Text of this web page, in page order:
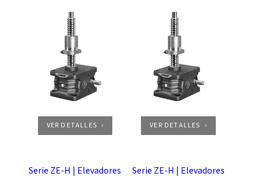
VER DETALLES VER DETALLES
Serie ZE-H | Elevadores
Serie ZE-H | Elevadores